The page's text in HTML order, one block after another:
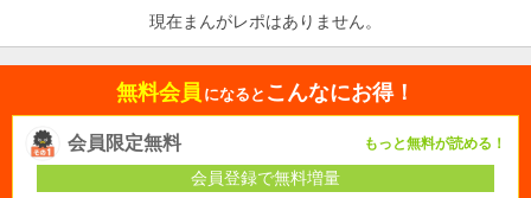
現在まんがレポはありません。
無料会員 になると こんなにお得！
会員限定無料 もっと無料が読める！
会員登録で無料増量